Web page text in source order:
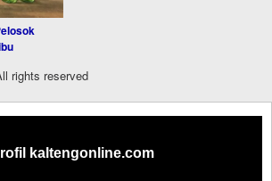
rights reserved
kaltengonline.com